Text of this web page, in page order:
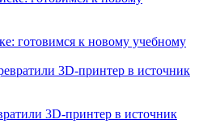
готовимся к новому учебному
3D-принтер в источник